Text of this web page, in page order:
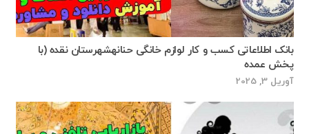
بانک اطلاعاتی کسب و کار لوازم خانگی حنانهشهرستان نقده (با
پخش عمده
آوریل 3, 2025